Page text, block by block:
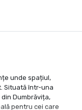
unde spațiul,
Situată într-una
Dumbrăvița,
pentru cei care